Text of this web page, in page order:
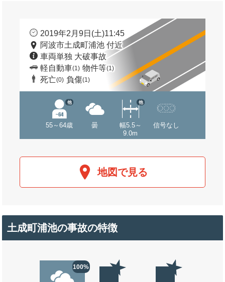
2019年2月9日(土)11:45
阿波市土成町浦池 付近
車両単独 大破事故
軽自動車(1) 物件等(1)
死亡(0) 負傷(1)
55～64歳
他
曇
幅5.5～
9.0m
他
信号なし
地図で見る
土成町浦池の事故の特徴
100%